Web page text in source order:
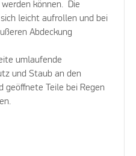
können. Die
leicht aufrollen und bei
Abdeckung
umlaufende
und Staub an den
geöffnete Teile bei Regen